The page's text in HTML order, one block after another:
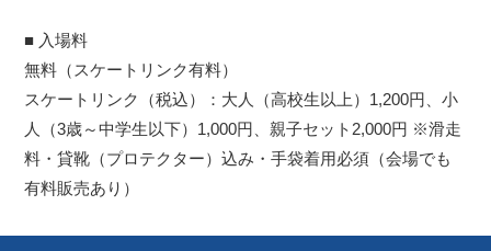
■ 入場料
無料（スケートリンク有料）
スケートリンク（税込）：大人（高校生以上）1,200円、小
人（3歳～中学生以下）1,000円、親子セット2,000円 ※滑走
料・貸靴（プロテクター）込み・手袋着用必須（会場でも
有料販売あり）